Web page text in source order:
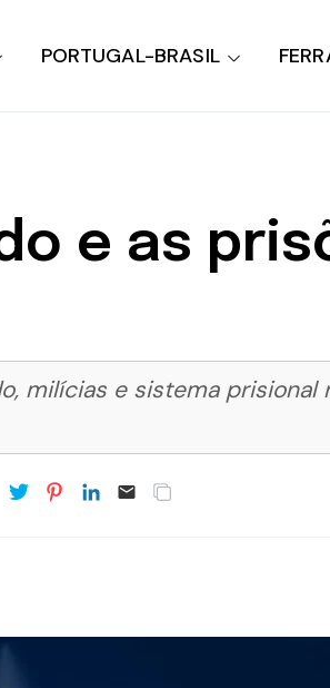
PORTUGAL-BRASIL
e as
milícias e sistema prisional